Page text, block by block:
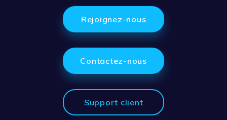
Rejoignez-nous
Contactez-nous
Support client